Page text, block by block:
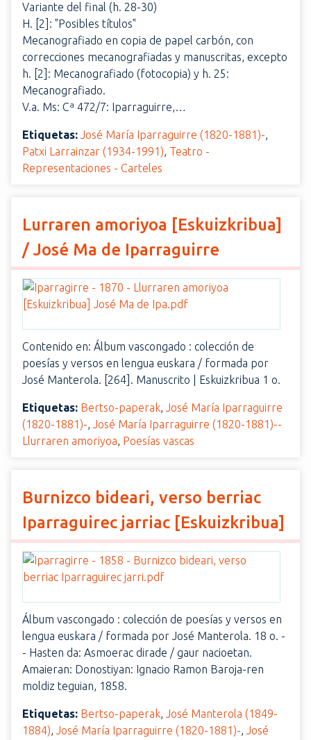
Variante del final (h. 28-30)
H. [2]: "Posibles títulos"
Mecanografiado en copia de papel carbón, con
correcciones mecanografiadas y manuscritas, excepto
h. [2]: Mecanografiado (fotocopia) y h. 25:
Mecanografiado.
V.a. Ms: Cª 472/7: Iparraguirre,…
Etiquetas: José María Iparraguirre (1820-1881)-,
Patxi Larrainzar (1934-1991), Teatro -
Representaciones - Carteles
Lurraren amoriyoa [Eskuizkribua]
/ José Ma de Iparraguirre
Contenido en: Álbum vascongado : colección de
poesías y versos en lengua euskara / formada por
José Manterola. [264]. Manuscrito | Eskuizkribua 1 o.
Etiquetas: Bertso-paperak, José María Iparraguirre
(1820-1881)-, José María Iparraguirre (1820-1881)--
Llurraren amoriyoa, Poesías vascas
Burnizco bideari, verso berriac
Iparraguirec jarriac [Eskuizkribua]
Álbum vascongado : colección de poesías y versos en
lengua euskara / formada por José Manterola. 18 o. -
- Hasten da: Asmoerac dirade / gaur nacioetan.
Amaieran: Donostiyan: Ignacio Ramon Baroja-ren
moldiz teguian, 1858.
Etiquetas: Bertso-paperak, José Manterola (1849-
1884), José María Iparraguirre (1820-1881)-, José